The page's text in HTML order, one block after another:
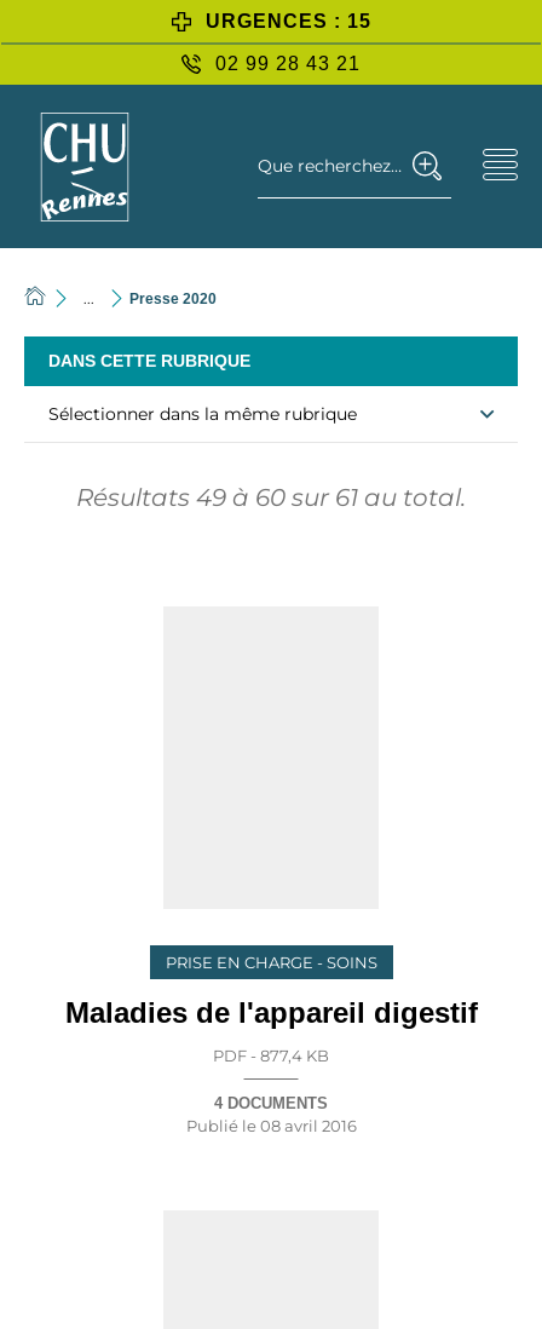
URGENCES : 15
02 99 28 43 21
Que recherchez-vous ?
... Presse 2020
DANS CETTE RUBRIQUE
Sélectionner dans la même rubrique
Résultats 49 à 60 sur 61 au total.
PRISE EN CHARGE - SOINS
Maladies de l'appareil digestif
PDF - 877,4 KB
4 DOCUMENTS
Publié le08 avril 2016